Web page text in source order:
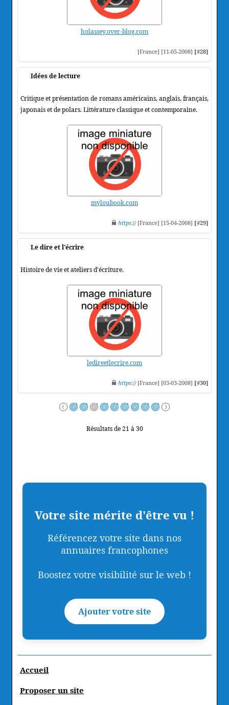
holassey.over-blog.com
[France] [11-05-2008] [#28]
Idées de lecture
Critique et présentation de romans américains, anglais, français,
japonais et de polars. Littérature classique et contemporaine.
myloubook.com
https:// [France] [15-04-2008] [#29]
Le dire et l'écrire
Histoire de vie et ateliers d'écriture.
ledireetlecrire.com
https:// [France] [03-03-2008] [#30]
Résultats de 21 à 30
Votre site mérite d'être vu !
Référencez votre site dans nos
annuaires francophones
Boostez votre visibilité sur le web !
Ajouter votre site
Accueil
Proposer un site